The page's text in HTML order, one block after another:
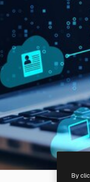
By